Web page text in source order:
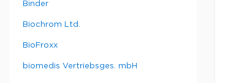
Binder
Biochrom Ltd.
BioFroxx
biomedis Vertriebsges. mbH